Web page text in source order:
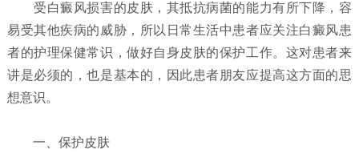
受白癜风损害的皮肤，其抵抗病菌的能力有所下降，容
易受其他疾病的威胁，所以日常生活中患者应关注白癜风患
者的护理保健常识，做好自身皮肤的保护工作。这对患者来
讲是必须的，也是基本的，因此患者朋友应提高这方面的思
想意识。
一、保护皮肤